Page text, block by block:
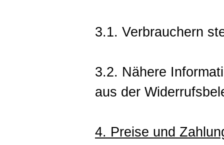
3.1. Verbrauchern
3.2. Nähere
aus der
4. Preise und